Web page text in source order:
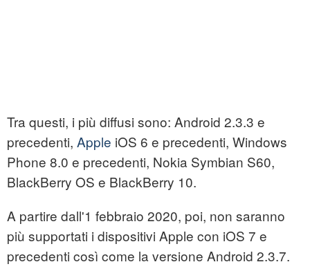
Tra questi, i più diffusi sono: Android 2.3.3 e
precedenti, Apple iOS 6 e precedenti, Windows
Phone 8.0 e precedenti, Nokia Symbian S60,
BlackBerry OS e BlackBerry 10.
A partire dall'1 febbraio 2020, poi, non saranno
più supportati i dispositivi Apple con iOS 7 e
precedenti così come la versione Android 2.3.7.